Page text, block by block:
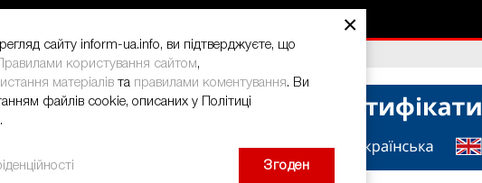
стартував ювілейний Global Teacher Prize-2026
×
сайту inform-ua.info, ви підтверджуєте, що
Правилами користування сайтом,
матеріалів та правилами коментування. Ви
файлів cookie, описаних у Політиці
Згоден